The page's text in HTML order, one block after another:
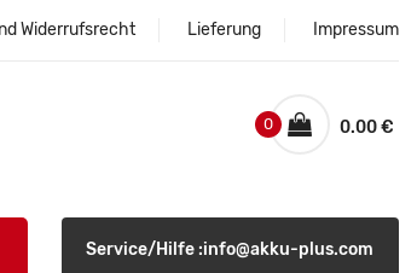
Widerrufsrecht Lieferung Impressum
0.00 €
0
Service/Hilfe :info@akku-plus.com